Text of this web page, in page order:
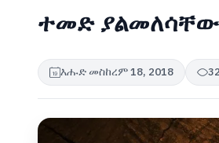
ተመድ ያልመለሳቸው
እሑድ መስከረም 18, 2018